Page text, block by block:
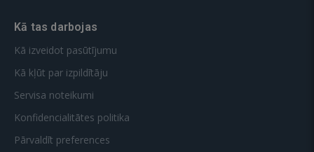
Kā tas darbojas
Kā izveidot pasūtījumu
Kā kļūt par izpildītāju
Servisa noteikumi
Konfidencialitātes politika
Pārvaldīt preferences